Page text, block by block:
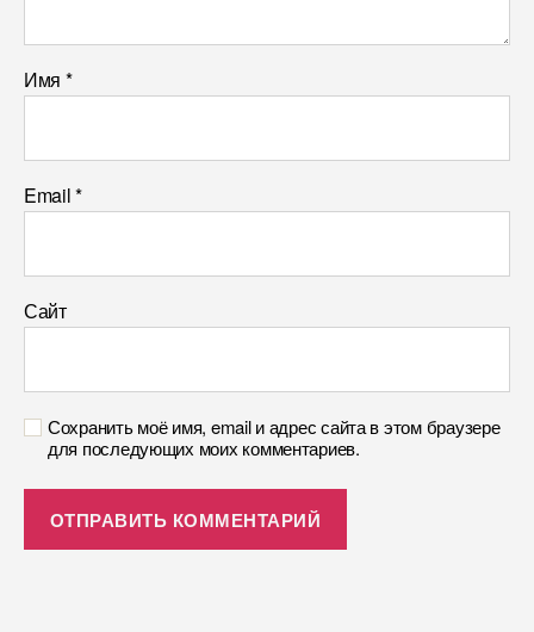
Имя *
Email*
Сайт
Сохранить моё имя, email и адрес сайта в этом браузере
для последующих моих комментариев.